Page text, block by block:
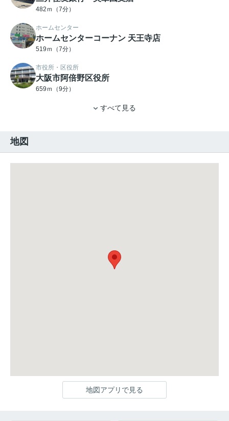
482ｍ（7分）
ホームセンター
ホームセンターコーナン 天王寺店
519ｍ（7分）
市役所・区役所
大阪市阿倍野区役所
659ｍ（9分）
すべて見る
地図
地図アプリで見る